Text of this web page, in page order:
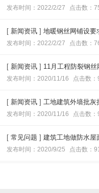
发布时间：2022/2/27 点击数：
[ 新闻资讯 ] 地暖钢丝网铺设要
发布时间：2022/2/27 点击数：
[ 新闻资讯 ] 11月工程防裂钢丝
发布时间：2020/11/16 点击数
[ 新闻资讯 ] 工地建筑外墙批灰
发布时间：2020/11/16 点击数
[ 常见问题 ] 建筑工地做防水屋
发布时间：2020/9/25 点击数：